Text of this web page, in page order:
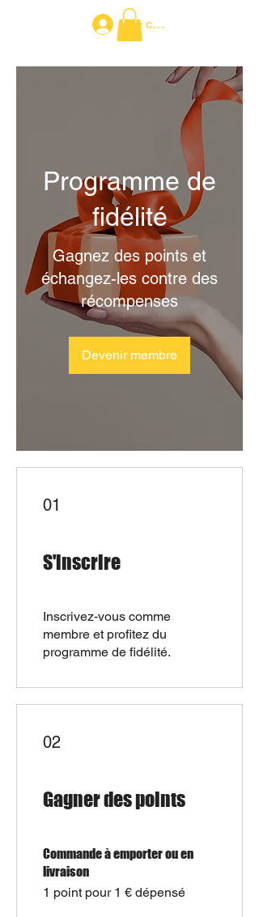
Se connecter
Programme de
fidélité
Gagnez des points et
échangez-les contre des
récompenses
Devenir membre
01
S'inscrire
Inscrivez-vous comme
membre et profitez du
programme de fidélité.
02
Gagner des points
Commande à emporter ou en
livraison
1 point pour 1 € dépensé